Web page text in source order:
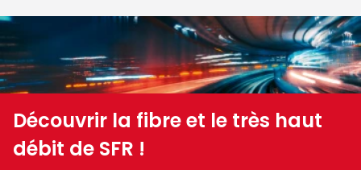
Découvrir la fibre et le très haut
débit de SFR !